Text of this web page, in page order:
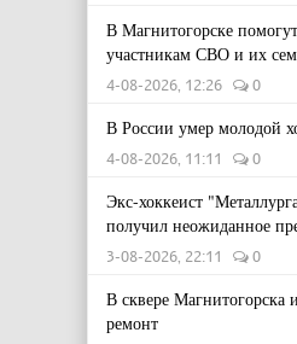
В Магнитогорске
участникам СВО и их
4-08-2026, 12:26 0
В России умер молодой
4-08-2026, 11:11 0
Экс-хоккеист
получил неожиданное
3-08-2026, 22:11 0
В сквере Магнитогорска
ремонт